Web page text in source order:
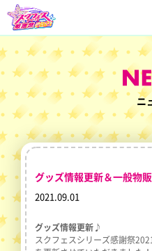
ニ
グッズ情報更新＆一般物
2021.09.01
グッズ情報更新♪
スクフェスシリーズ感謝祭